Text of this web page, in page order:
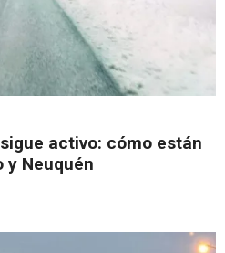
activo: cómo están
y Neuquén